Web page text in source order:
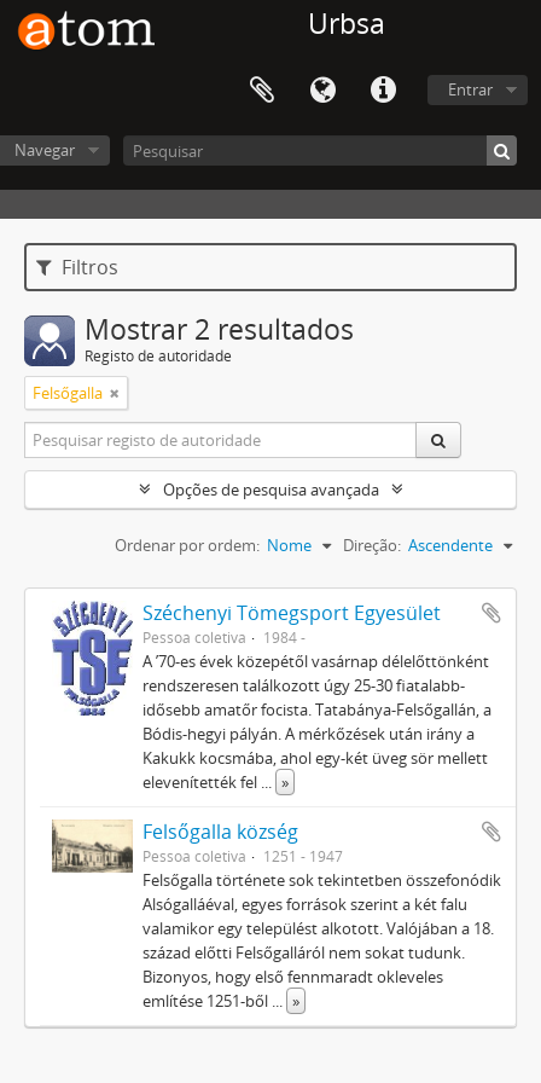
Urbsa
Entrar
Navegar
Filtros
Mostrar 2 resultados
Registo de autoridade
Felsőgalla
Opções de pesquisa avançada
Ordenar por ordem: Nome Direção: Ascendente
Széchenyi Tömegsport Egyesület
Pessoa coletiva 1984 -
A ’70-es évek közepétől vasárnap délelőttönként
rendszeresen találkozott úgy 25-30 fiatalabb-
idősebb amatőr focista. Tatabánya-Felsőgallán, a
Bódis-hegyi pályán. A mérkőzések után irány a
Kakukk kocsmába, ahol egy-két üveg sör mellett
elevenítették fel ... »
Felsőgalla község
Pessoa coletiva 1251 - 1947
Felsőgalla története sok tekintetben összefonódik
Alsógalláéval, egyes források szerint a két falu
valamikor egy települést alkotott. Valójában a 18.
század előtti Felsőgalláról nem sokat tudunk.
Bizonyos, hogy első fennmaradt okleveles
említése 1251-ből ... »